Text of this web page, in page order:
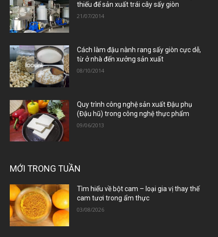
thiếu để sản xuất trái cây sấy giòn
21/07/2014
Cách làm đậu nành rang sấy giòn cực dễ,
từ ở nhà đến xưởng sản xuất
08/10/2014
Quy trình công nghệ sản xuất Đậu phụ
(Đậu hũ) trong công nghệ thực phẩm
09/06/2013
MỚI TRONG TUẦN
Tìm hiểu về bột cam – loại gia vị thay thế
cam tươi trong ẩm thực
03/08/2026